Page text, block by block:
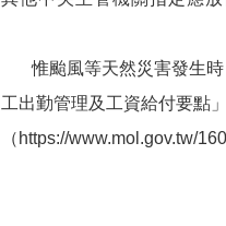
惟颱風等天然災害發生時
工出勤管理及工資給付要點
（https://www.mol.gov.tw/